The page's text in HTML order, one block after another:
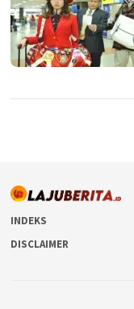
INDEKS
DISCLAIMER